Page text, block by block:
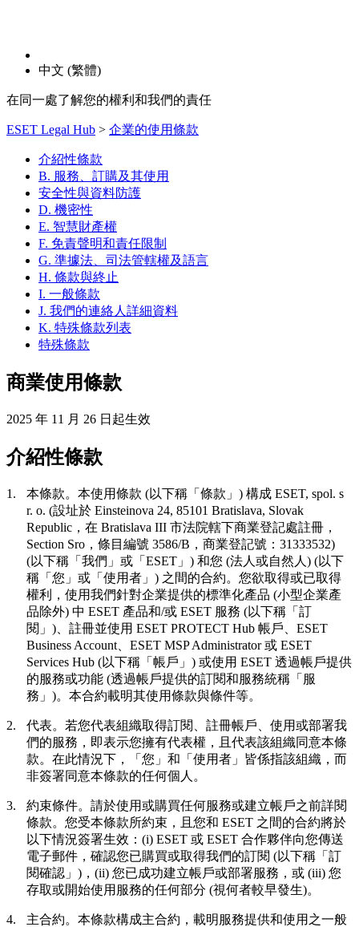
中文 (繁體)
在同一處了解您的權利和我們的責任
ESET Legal Hub > 企業的使用條款
介紹性條款
B. 服務、訂購及其使用
安全性與資料防護
D. 機密性
E. 智慧財產權
F. 免責聲明和責任限制
G. 準據法、司法管轄權及語言
H. 條款與終止
I. 一般條款
J. 我們的連絡人詳細資料
K. 特殊條款列表
特殊條款
商業使用條款
2025 年 11 月 26 日起生效
介紹性條款
1. 本條款。 本使用條款 (以下稱「 條款 」) 構成 ESET, spol. s
r. o. (設址於 Einsteinova 24, 85101 Bratislava, Slovak
Republic，在 Bratislava III 市法院轄下商業登記處註冊，
Section Sro，條目編號 3586/B，商業登記號：31333532)
(以下稱「 我們 」或「 ESET 」) 和您 (法人或自然人) (以下
稱「 您 」或「 使用者 」) 之間的合約。您欲取得或已取得
權利，使用我們針對企業提供的標準化產品 (小型企業產
品除外) 中 ESET 產品和/或 ESET 服務 (以下稱「 訂
閱 」)、註冊並使用 ESET PROTECT Hub 帳戶、ESET
Business Account、ESET MSP Administrator 或 ESET
Services Hub (以下稱「 帳戶 」) 或使用 ESET 透過帳戶提供
的服務或功能 (透過帳戶提供的訂閱和服務統稱「 服
務 」)。本合約載明其使用條款與條件等。
2. 代表。 若您代表組織取得訂閱、註冊帳戶、使用或部署我
們的服務，即表示您擁有代表權，且代表該組織同意本條
款。在此情況下，「您」和「使用者」皆係指該組織，而
非簽署同意本條款的任何個人。
3. 約束條件。 請於使用或購買任何服務或建立帳戶之前詳閱
條款。您受本條款所約束，且您和 ESET 之間的合約將於
以下情況簽署生效：(i) ESET 或 ESET 合作夥伴向您傳送
電子郵件，確認您已購買或取得我們的訂閱 (以下稱「 訂
閱確認 」)，(ii) 您已成功建立帳戶或部署服務，或 (iii) 您
存取或開始使用服務的任何部分 (視何者較早發生)。
4. 主合約。 本條款構成主合約，載明服務提供和使用之一般